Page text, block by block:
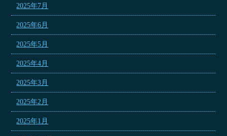
2025年7月
2025年6月
2025年5月
2025年4月
2025年3月
2025年2月
2025年1月